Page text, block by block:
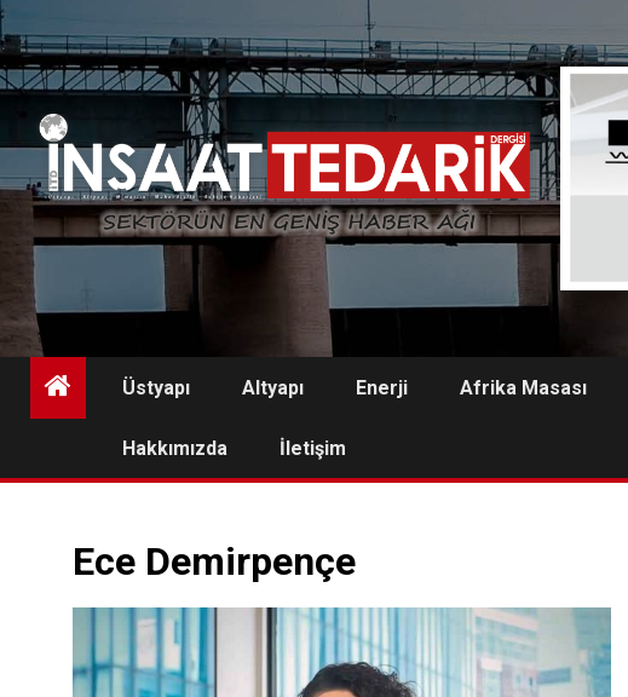
Skip
to
content
Üstyapı Altyapı Enerji Afrika Masası
Hakkımızda İletişim
Ece Demirpençe